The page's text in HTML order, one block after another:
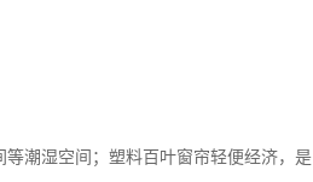
潮湿空间；塑料百叶窗帘轻便经济，是